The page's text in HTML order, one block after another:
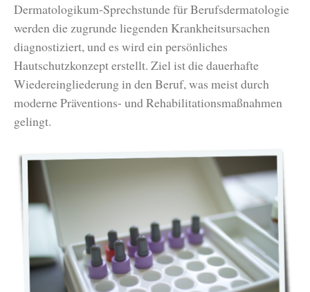
Dermatologikum-Sprechstunde für Berufsdermatologie
werden die zugrunde liegenden Krankheitsursachen
diagnostiziert, und es wird ein persönliches
Hautschutzkonzept erstellt. Ziel ist die dauerhafte
Wiedereingliederung in den Beruf, was meist durch
moderne Präventions- und Rehabilitationsmaßnahmen
gelingt.